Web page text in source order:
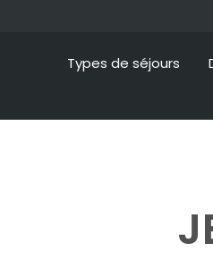
Types de séjours